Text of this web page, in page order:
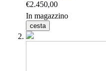
€2.450,00
In magazzino
cesta